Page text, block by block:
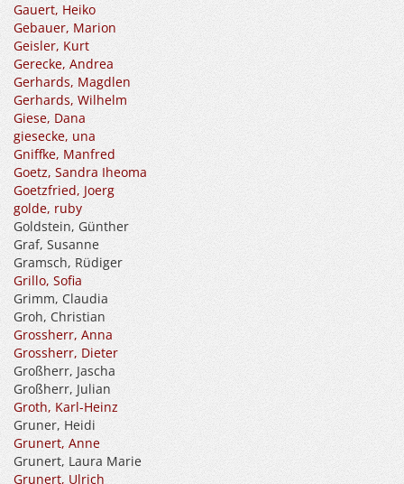
Gauert, Heiko
Gebauer, Marion
Geisler, Kurt
Gerecke, Andrea
Gerhards, Magdlen
Gerhards, Wilhelm
Giese, Dana
giesecke, una
Gniffke, Manfred
Goetz, Sandra Iheoma
Goetzfried, Joerg
golde, ruby
Goldstein, Günther
Graf, Susanne
Gramsch, Rüdiger
Grillo, Sofia
Grimm, Claudia
Groh, Christian
Grossherr, Anna
Grossherr, Dieter
Großherr, Jascha
Großherr, Julian
Groth, Karl-Heinz
Gruner, Heidi
Grunert, Anne
Grunert, Laura Marie
Grunert, Ulrich